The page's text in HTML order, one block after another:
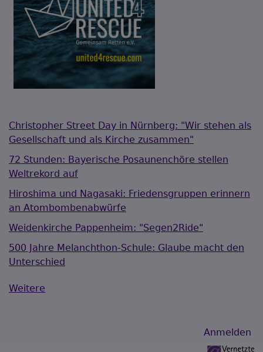
Christopher Street Day in Nürnberg: "Wir stehen als
Gesellschaft und als Kirche zusammen"
72 Stunden: Bayerische Posaunenchöre stellen
Weltrekord auf
Hiroshima und Nagasaki: Friedensgruppen erinnern
an Atombombenabwürfe
Weidenkirche Pappenheim: "Segen2Ride"
500 Jahre Melanchthon-Schule: Glaube macht den
Unterschied
Weitere
Anmelden